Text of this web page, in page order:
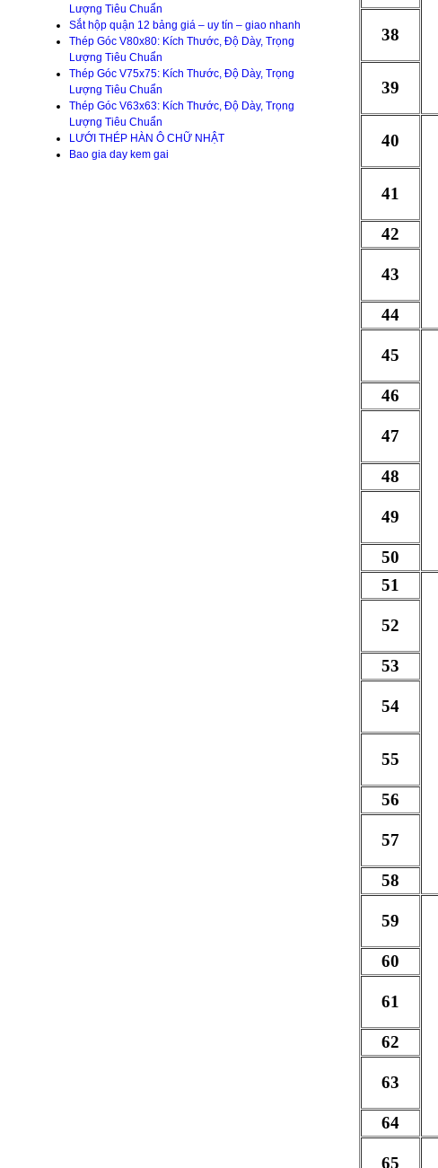
38
39
40
41
42
43
44
45
46
47
48
49
50
51
52
53
54
55
56
57
58
59
60
61
62
63
64
65
Lượng Tiêu Chuẩn
Sắt hộp quận 12 bảng giá – uy tín – giao nhanh
Thép Góc V80x80: Kích Thước, Độ Dày, Trọng
Lượng Tiêu Chuẩn
Thép Góc V75x75: Kích Thước, Độ Dày, Trọng
Lượng Tiêu Chuẩn
Thép Góc V63x63: Kích Thước, Độ Dày, Trọng
Lượng Tiêu Chuẩn
LƯỚI THÉP HÀN Ô CHỮ NHẬT
Bao gia day kem gai